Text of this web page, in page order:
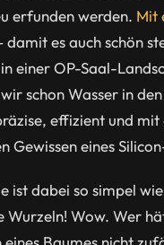
erfunden werden. Mit
damit es auch schön
einer OP-Saal-
schon Wasser in
effizient und mit
Gewissen eines
ist dabei so simpel
Wurzeln! Wow. Wer